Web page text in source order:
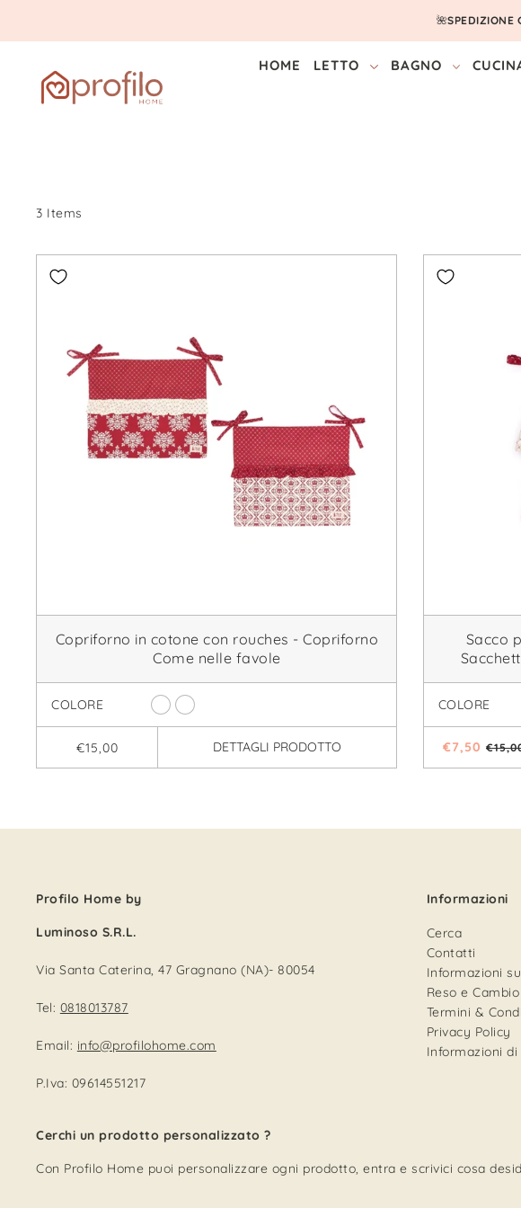
🌺SPEDIZIONE
HOME LETTO BAGNO
3 Items
Copriforno in cotone con rouches - Copriforno
Come nelle favole
COLORE
€15,00 DETTAGLI PRODOTTO
Sacco
COLORE
€7,50
Profilo Home by
Luminoso S.R.L.
Via Santa Caterina, 47 Gragnano (NA)- 80054
Tel: 0818013787
Email: info@profilohome.com
P.Iva: 09614551217
Informazioni
Cerca
Contatti
Informazioni
Reso e Cambio
Termini &
Privacy Policy
Informazioni
Cerchi un prodotto personalizzato ?
Con Profilo Home puoi personalizzare ogni prodotto, entra e scrivici cosa
Iscriviti alla nostra